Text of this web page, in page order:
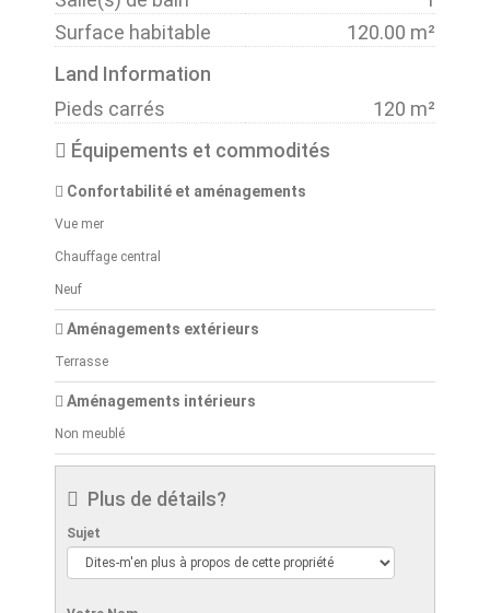
Surface habitable
120.00 m²
Land Information
Pieds carrés
120 m²
Équipements et commodités
Confortabilité et aménagements
Vue mer
Chauffage central
Neuf
Aménagements extérieurs
Terrasse
Aménagements intérieurs
Non meublé
Plus de détails?
Sujet